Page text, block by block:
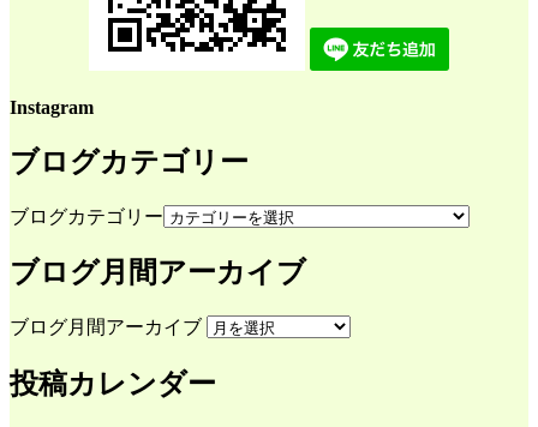
Instagram
ブログカテゴリー
ブログカテゴリー
ブログ月間アーカイブ
ブログ月間アーカイブ
投稿カレンダー